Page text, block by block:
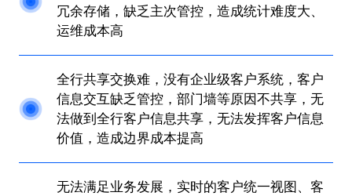
冗余存储，缺乏主次管控，造成统计难度大、
运维成本高
全行共享交换难，没有企业级客户系统，客户
信息交互缺乏管控，部门墙等原因不共享，无
法做到全行客户信息共享，无法发挥客户信息
价值，造成边界成本提高
无法满足业务发展，实时的客户统一视图、客